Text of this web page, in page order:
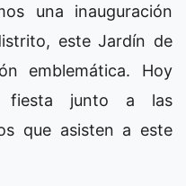
una inauguración
este Jardín de
emblemática. Hoy
fiesta junto a las
que asisten a este